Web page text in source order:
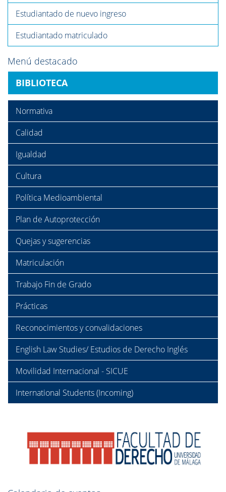
Estudiantado de nuevo ingreso
Estudiantado matriculado
Menú destacado
BIBLIOTECA
Normativa
Calidad
Igualdad
Cultura
Política Medioambiental
Plan de Autoprotección
Quejas y sugerencias
Matriculación
Trabajo Fin de Grado
Prácticas
Reconocimientos y convalidaciones
English Law Studies/ Estudios de Derecho Inglés
Movilidad Internacional - SICUE
International Students (Incoming)